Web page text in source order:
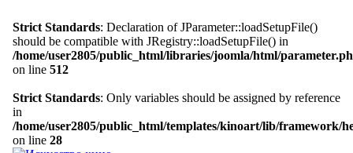
Strict Standards: Declaration of JParameter::loadSetupFile()
should be compatible with JRegistry::loadSetupFile() in
/home/user2805/public_html/libraries/joomla/html/
on line 512
Strict Standards: Only variables should be assigned by reference
in
/home/user2805/public_html/templates/kinoart/lib/framework/
on line 28